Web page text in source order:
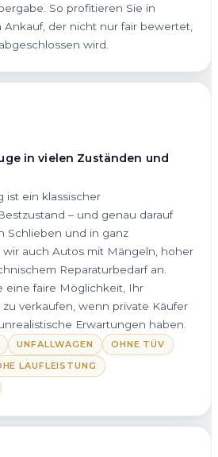
So profitieren Sie in
der nicht nur fair bewertet,
wird.
in vielen Zuständen und
ist ein klassischer
– und genau darauf
Schlieben und in ganz
auch Autos mit Mängeln, hoher
Reparaturbedarf an.
eine faire Möglichkeit, Ihr
verkaufen, wenn private Käufer
Erwartungen haben.
UNFALLWAGEN
OHNE TÜV
LAUFLEISTUNG